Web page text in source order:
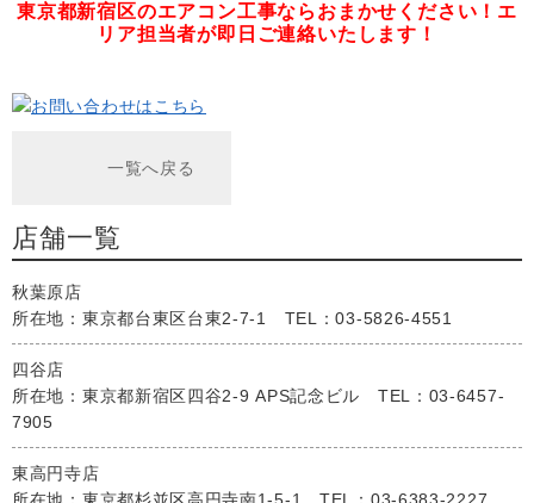
東京都新宿区のエアコン工事ならおまかせください！ エ
リア担当者が即日ご連絡いたします！
一覧へ戻る
店舗一覧
秋葉原店
所在地：東京都台東区台東2-7-1 TEL：03-5826-4551
四谷店
所在地：東京都新宿区四谷2-9 APS記念ビル TEL：03-6457-
7905
東高円寺店